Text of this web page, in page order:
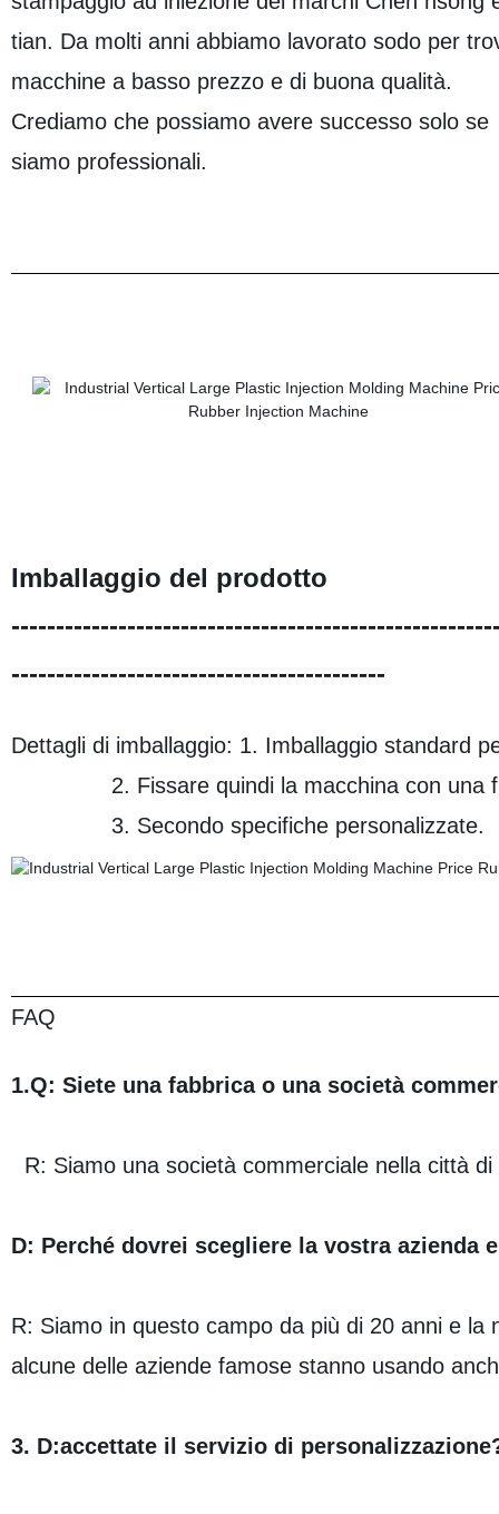
tian. Da molti anni abbiamo lavorato sodo per
macchine a basso prezzo e di buona qualità.
Crediamo che possiamo avere successo solo se
siamo professionali.
Imballaggio del prodotto
------------------------------------------
Dettagli di imballaggio: 1. Imballaggio standard
2. Fissare quindi la macchina con una
3. Secondo specifiche personalizzate.
FAQ
1.Q: Siete una fabbrica o una società
R: Siamo una società commerciale nella città
D: Perché dovrei scegliere la vostra azienda
R: Siamo in questo campo da più di 20 anni e
alcune delle aziende famose stanno usando
3. D:accettate il servizio di